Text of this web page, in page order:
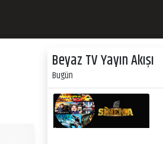
Beyaz TV Yayın Akışı
Bugün